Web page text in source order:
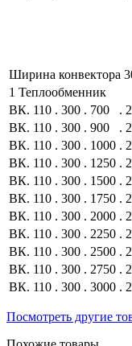
Ширина конвектора
1 Теплообменник
ВК. 110 . 300 . 700 .
ВК. 110 . 300 . 900 .
ВК. 110 . 300 . 1000 .
ВК. 110 . 300 . 1250 .
ВК. 110 . 300 . 1500 .
ВК. 110 . 300 . 1750 .
ВК. 110 . 300 . 2000 .
ВК. 110 . 300 . 2250 .
ВК. 110 . 300 . 2500 .
ВК. 110 . 300 . 2750 .
ВК. 110 . 300 . 3000 .
Посмотреть другие